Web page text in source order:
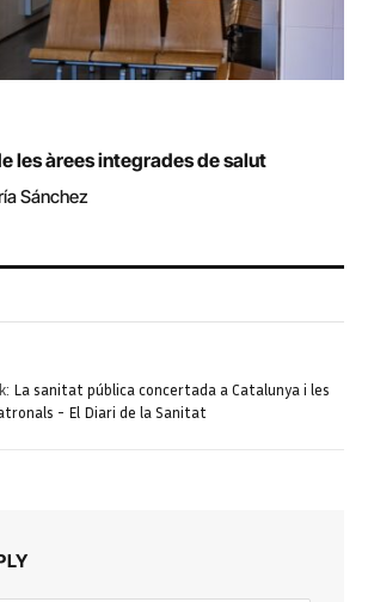
les àrees integrades de salut
Sánchez
La sanitat pública concertada a Catalunya i les
- El Diari de la Sanitat